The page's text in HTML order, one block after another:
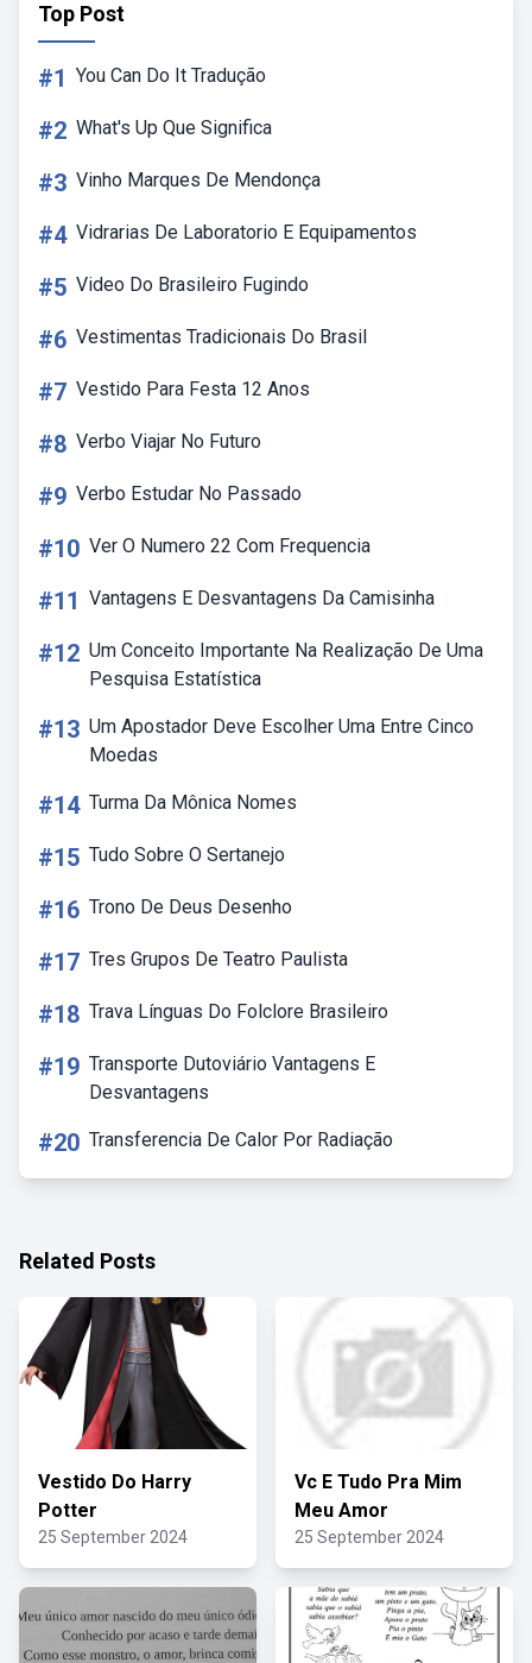
Top Post
#1 You Can Do It Tradução
#2 What's Up Que Significa
#3 Vinho Marques De Mendonça
#4 Vidrarias De Laboratorio E Equipamentos
#5 Video Do Brasileiro Fugindo
#6 Vestimentas Tradicionais Do Brasil
#7 Vestido Para Festa 12 Anos
#8 Verbo Viajar No Futuro
#9 Verbo Estudar No Passado
#10 Ver O Numero 22 Com Frequencia
#11 Vantagens E Desvantagens Da Camisinha
#12 Um Conceito Importante Na Realização De Uma
Pesquisa Estatística
#13 Um Apostador Deve Escolher Uma Entre Cinco
Moedas
#14 Turma Da Mônica Nomes
#15 Tudo Sobre O Sertanejo
#16 Trono De Deus Desenho
#17 Tres Grupos De Teatro Paulista
#18 Trava Línguas Do Folclore Brasileiro
#19 Transporte Dutoviário Vantagens E
Desvantagens
#20 Transferencia De Calor Por Radiação
Related Posts
Vestido Do Harry
Potter
25 September 2024
Vc E Tudo Pra Mim
Meu Amor
25 September 2024